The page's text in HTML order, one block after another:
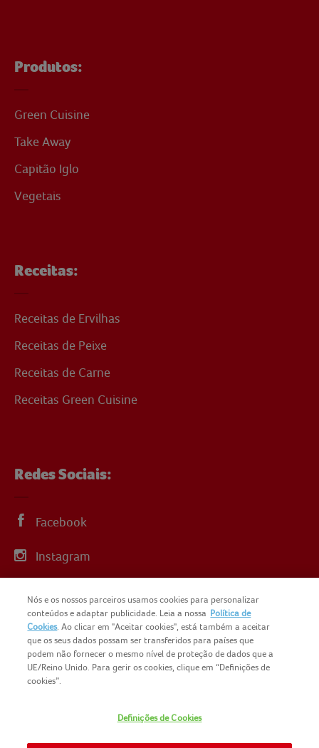
Produtos:
Green Cuisine
Take Away
Capitão Iglo
Vegetais
Receitas:
Receitas de Ervilhas
Receitas de Peixe
Receitas de Carne
Receitas Green Cuisine
Redes Sociais:
Facebook
Instagram
YouTube
COPYRIGHT IGLO PORTUGAL 2025
NOMAD FOODS
Nós e os nossos parceiros usamos cookies para personalizar
conteúdos e adaptar publicidade. Leia a nossa Política de
Cookies. Ao clicar em "Aceitar cookies", está também a aceitar
que os seus dados possam ser transferidos para países que
podem não fornecer o mesmo nível de proteção de dados que a
UE/Reino Unido. Para gerir os cookies, clique em “Definições de
cookies”.
Definições de Cookies